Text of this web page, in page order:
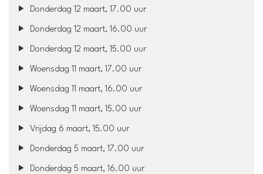
Donderdag 12 maart, 17.00 uur
Donderdag 12 maart, 16.00 uur
Donderdag 12 maart, 15.00 uur
Woensdag 11 maart, 17.00 uur
Woensdag 11 maart, 16.00 uur
Woensdag 11 maart, 15.00 uur
Vrijdag 6 maart, 15.00 uur
Donderdag 5 maart, 17.00 uur
Donderdag 5 maart, 16.00 uur